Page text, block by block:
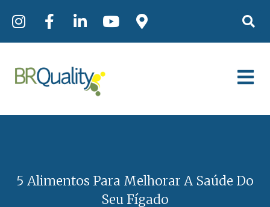
5 Alimentos Para Melhorar A Saúde Do
Seu Fígado